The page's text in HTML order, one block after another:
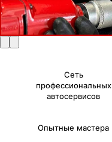
Сеть
профессиональных
автосервисов
Опытные мастера